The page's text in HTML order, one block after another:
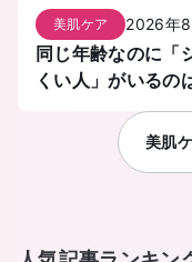
美肌ケア 2026年
同じ年齢なのに「
くい人」がいるの
力の違いを教えて
美肌